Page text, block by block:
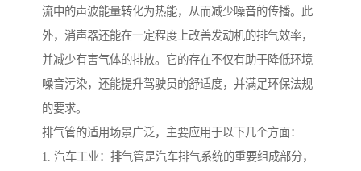
流中的声波能量转化为热能，从而减少噪音的传播。此
外，消声器还能在一定程度上改善发动机的排气效率，
并减少有害气体的排放。它的存在不仅有助于降低环境
噪音污染，还能提升驾驶员的舒适度，并满足环保法规
的要求。
排气管的适用场景广泛，主要应用于以下几个方面：
1. 汽车工业：排气管是汽车排气系统的重要组成部分，